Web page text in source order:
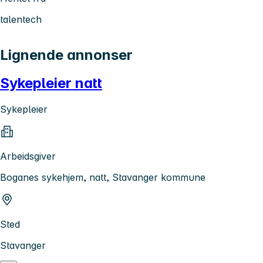
talentech
Lignende annonser
Sykepleier natt
Sykepleier
Arbeidsgiver
Boganes sykehjem, natt, Stavanger kommune
Sted
Stavanger